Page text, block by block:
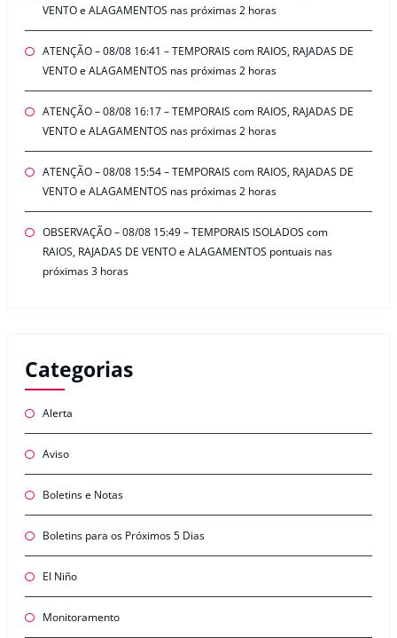
VENTO e ALAGAMENTOS nas próximas 2 horas
ATENÇÃO – 08/08 16:41 – TEMPORAIS com RAIOS, RAJADAS DE
VENTO e ALAGAMENTOS nas próximas 2 horas
ATENÇÃO – 08/08 16:17 – TEMPORAIS com RAIOS, RAJADAS DE
VENTO e ALAGAMENTOS nas próximas 2 horas
ATENÇÃO – 08/08 15:54 – TEMPORAIS com RAIOS, RAJADAS DE
VENTO e ALAGAMENTOS nas próximas 2 horas
OBSERVAÇÃO – 08/08 15:49 – TEMPORAIS ISOLADOS com
RAIOS, RAJADAS DE VENTO e ALAGAMENTOS pontuais nas
próximas 3 horas
Categorias
Alerta
Aviso
Boletins e Notas
Boletins para os Próximos 5 Dias
El Niño
Monitoramento